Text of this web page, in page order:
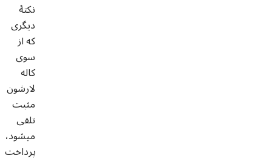
نکتۀ
دیگری
که از
سوی
کاله
لارشون
مثبت
تلقی
می­شود،
پرداخت